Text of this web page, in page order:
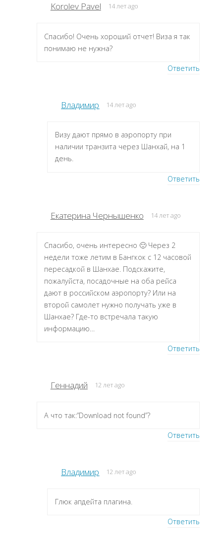
Korolev Pavel 14 лет ago
Спасибо! Очень хороший отчет! Виза я так
понимаю не нужна?
Ответить
Владимир 14 лет ago
Визу дают прямо в аэропорту при
наличии транзита через Шанхай, на 1
день.
Ответить
Екатерина Чернышенко 14 лет ago
Спасибо, очень интересно 🙂 Через 2
недели тоже летим в Бангкок с 12 часовой
пересадкой в Шанхае. Подскажите,
пожалуйста, посадочные на оба рейса
дают в российском аэропорту? Или на
второй самолет нужно получать уже в
Шанхае? Где-то встречала такую
информацию…
Ответить
Геннадий 12 лет ago
А что так:”Download not found”?
Ответить
Владимир 12 лет ago
Глюк апдейта плагина.
Ответить